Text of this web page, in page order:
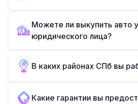
Можете ли выкупить авто у
юридического лица?
В каких районах СПб вы
Какие гарантии вы